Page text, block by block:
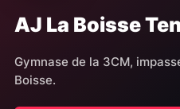
AJ La Boisse
Gymnase de la 3CM,
Boisse.